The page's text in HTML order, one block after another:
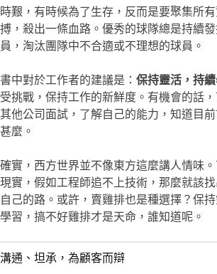
時艱，有時候為了生存，反而是要聚集所
搏，殺出一條血路。優秀的球隊總是持續
員，淘汰團隊中不合適或不理想的球員。
書中對於工作者的建議是： 保持靈活，持
受挑戰，保持工作的新鮮度。有機會的話
其他公司面試，了解自己的能力，知道目
甚麼。
確實，西方世界並不像東方這麼講人情味
現實，假如工程師追不上技術，那麼就該
自己的路。或許，賣雞排也是種選擇？保
學習，搞不好雞排才是天命，誰知道呢。
溝通、坦承，為顧客而辯